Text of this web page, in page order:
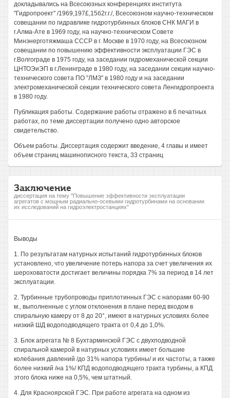
докладывались на Всесоюзных конференциях института
"Гидропроект" /1969,197£,15б2г.г./, Всесоюзном научно-техническом
совещании по гидравлике гидротурбинных блоков СНК МАГИ в
г.Алма-Ате в 1969 году, на научно-техническом Совете
Минэнерготяжмаша СССР в г. Москве в 1970 году, на Всесоюзном
совещании по повышению эффективности эксплуатации ГЭС в
г.Волгограде в 1975 году, на заседании гидромеханической секции
ЦНТОЭиЭП в г.Ленинграде в 1980 году, на заседании секции научно-
технического совета ПО "ЛМЗ" в 1980 году и на заседании
электромеханической секции технического совета Ленгидропроекта
в 1980 году.
Публикация работы. Содержание работы отражено в 6 печатных
работах, по теме диссертации получено одно авторское
свидетельство.
Объем работы. Диссертация содержит введение, 4 главы и имеет
объем страниц машинописного текста, 33 страниц
Заключение
диссертация на тему "Повышение эффективности эксплуатации
агрегатов с мощным радиально-осевыми гидротурбинами на основании
их исследований на гидроэлектростанциях"
Выводы
1. По результатам натурных испытаний гидротурбинных блоков
установлено, что увеличение потерь напора за счет увеличения их
шероховатости достигает величины порядка 7% за период в 14 лет
эксплуатации.
2. Турбинные трубопроводы приплотинных ГЭС с напорами 60-90
м., выполненные с углом отклонения в плане перед входом в
спиральную камеру от 8 до 20°, имеют в натурных условиях более
низкий ШД водоподводящего тракта от 0,4 до 1,0%.
3. Блок агрегата № 8 Бухтарминской ГЭС с двухподводной
спиральной камерой в натурных условиях имеет большие
колебания давлений /до 31% напора турбины/ и их частоты, а также
более низкий /на 1%/ КПД водоподводящего тракта турбины, а КПД
этого блока ниже на 0,5%, чем штатный.
4. Для Красноярской ГЭС. При работе агрегата на одном из